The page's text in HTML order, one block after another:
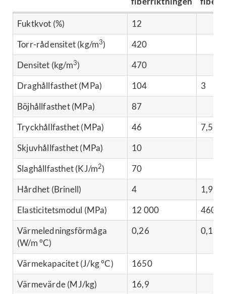
Fuktkvot (%)
12
Torr-rådensitet (kg/m3)
420
Densitet (kg/m3)
470
Draghållfasthet (MPa)
104
3
Böjhållfasthet (MPa)
87
Tryckhållfasthet (MPa)
46
7,5
Skjuvhållfasthet (MPa)
10
Slaghållfasthet (KJ/m2)
70
Hårdhet (Brinell)
4
1,9
Elasticitetsmodul (MPa)
12 000
460
Värmeledningsförmåga
(W/m °C)
0,26 0,12
Värmekapacitet (J/kg °C)
1650
Värmevärde (MJ/kg)
16,9